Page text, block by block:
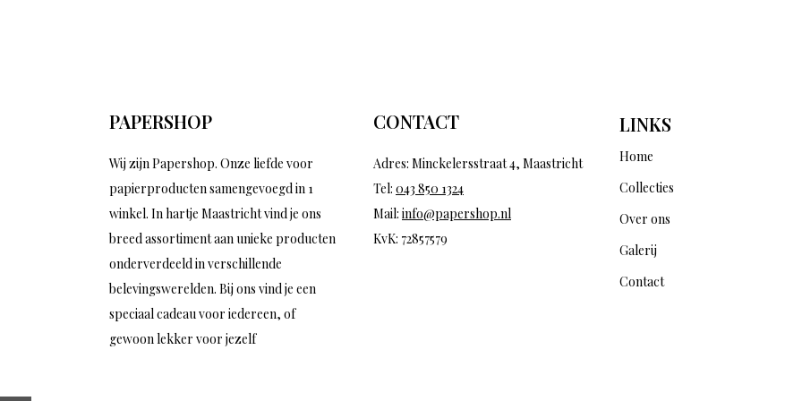
PAPERSHOP
Wij zijn Papershop. Onze liefde voor
papierproducten samengevoegd in 1
winkel. In hartje Maastricht vind je ons
breed assortiment aan unieke producten
onderverdeeld in verschillende
belevingswerelden. Bij ons vind je een
speciaal cadeau voor iedereen, of
gewoon lekker voor jezelf
CONTACT
Adres: Minckelersstraat 4, Maastricht
Tel: 043 850 1324
Mail: info@papershop.nl
KvK: 72857579
LINKS
Home
Collecties
Over ons
Galerij
Contact